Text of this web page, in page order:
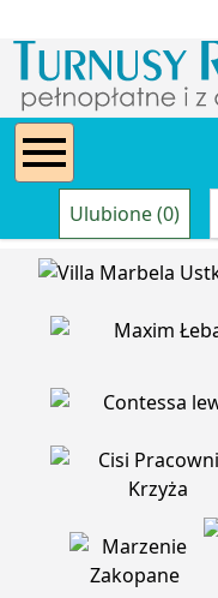
Ulubione (0)